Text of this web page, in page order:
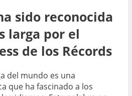
sido reconocida
larga por el
de los Récords
del mundo es una
que ha fascinado a los